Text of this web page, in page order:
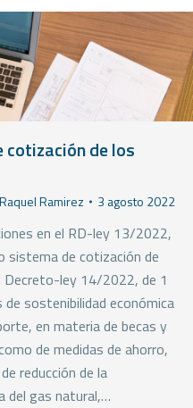
cotización de los
Raquel Ramirez 3 agosto 2022
en el RD-ley 13/2022,
sistema de cotización de
ley 14/2022, de 1
sostenibilidad económica
en materia de becas y
de medidas de ahorro,
reducción de la
del gas natural,…